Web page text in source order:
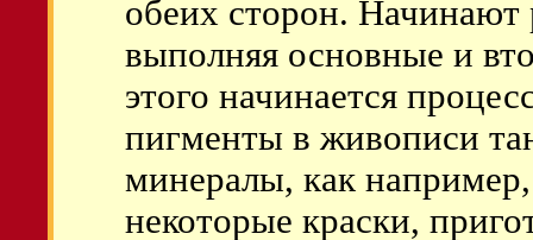
обеих сторон. Начинают
выполняя основные и
этого начинается
пигменты в живописи
минералы, как
некоторые краски,